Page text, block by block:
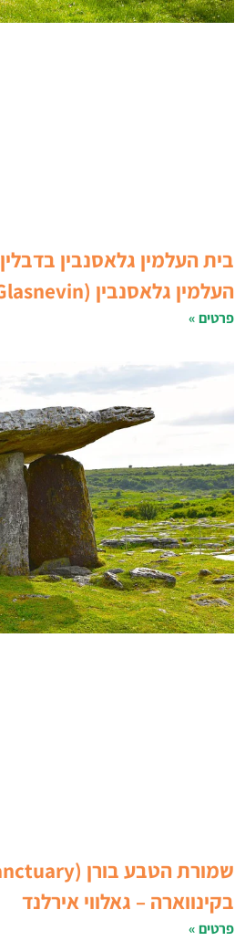
בית העלמין גלאסנבין
העלמין גלאסנבין (Glasnevin)
פרטים »
בקינווארה – גאלווי אירלנד
פרטים »